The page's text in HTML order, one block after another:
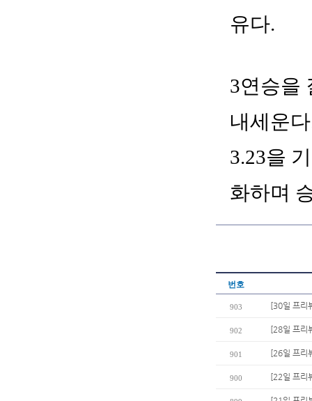
유다.
3연승을
내세운
3.23을
화하며
번호
903 [30일 프리
902 [28일 프리
901 [26일 프리
900 [22일 프리